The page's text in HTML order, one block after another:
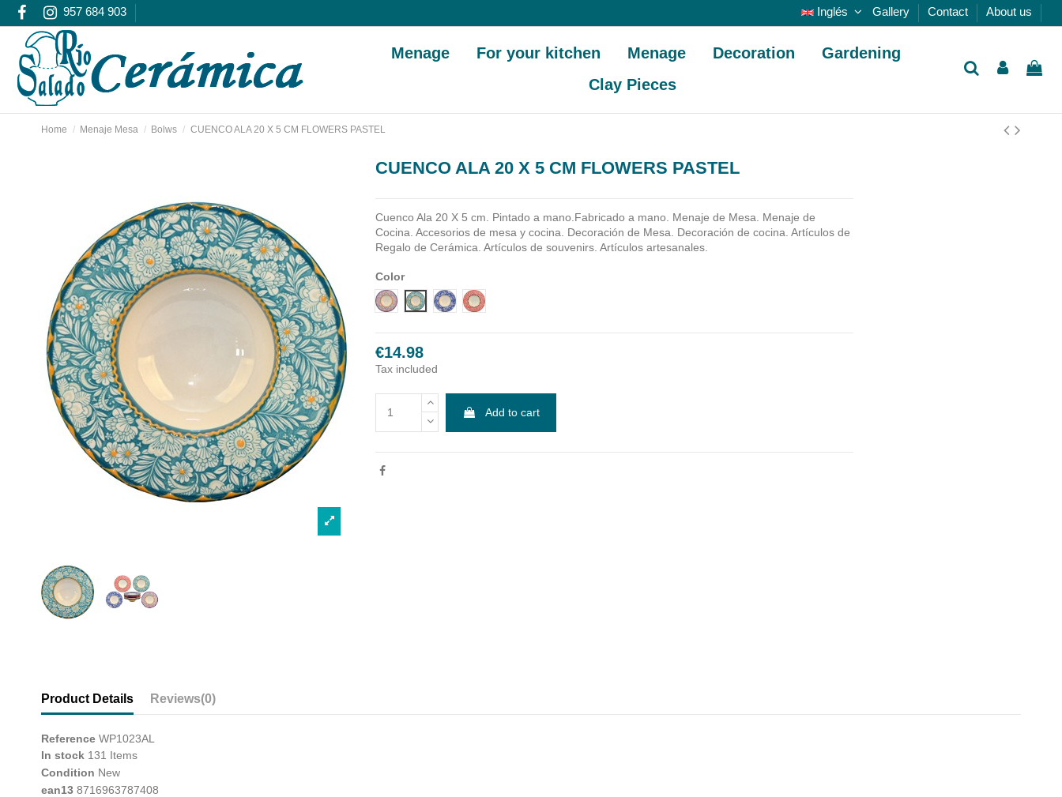
957 684 903 Inglés Gallery Contact About us
Menage For your kitchen Menage Decoration
Gardening
Clay Pieces
Home Menaje Mesa Bolws CUENCO ALA 20 X 5 CM FLOWERS PASTEL
CUENCO ALA 20 X 5 CM FLOWERS PASTEL
Cuenco Ala 20 X 5 cm. Pintado a mano.Fabricado a mano.
Menaje de Mesa. Menaje de
Cocina. Accesorios de mesa y cocina. Decoración de Mesa. Decoración de cocina. Artículos de
Regalo de Cerámica. Artículos de souvenirs. Artículos artesanales.
Color
Diseño 1Diseño 2Diseño 3Diseño 4
€14.98
Tax included
Add to cart
Product Details Reviews(0)
Reference WP1023AL
In stock 131 Items
Condition New
ean13 8716963787408